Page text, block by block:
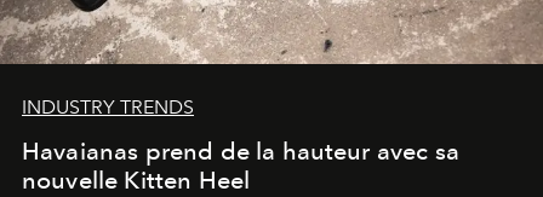
INDUSTRY TRENDS
Havaianas prend de la hauteur avec sa
nouvelle Kitten Heel